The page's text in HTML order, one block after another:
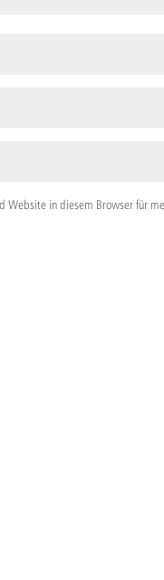
Website in diesem Browser für